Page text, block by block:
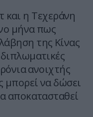
και η Τεχεράνη
μήνα πως
της Κίνας
ανοιχτής
μπορεί να δώσει
αποκατασταθεί